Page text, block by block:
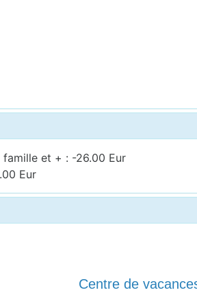
et + : -26.00 Eur
Eur
Centre de